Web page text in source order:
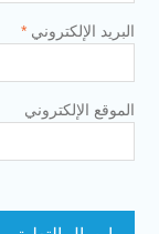
البريد الإلكتروني *
الموقع الإلكتروني